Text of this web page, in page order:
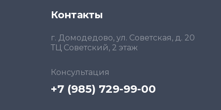
Контакты
г. Домодедово, ул. Советская, д. 20
ТЦ Советский, 2 этаж
Консультация
+7 (985) 729-99-00